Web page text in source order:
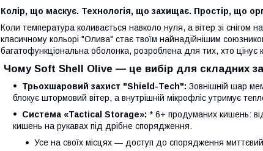
Колір, що маскує. Технологія, що захищає. Простір, що
Коли температура коливається навколо нуля, а вітер зі снігом
класичному кольорі "Олива" стає твоїм найнадійнішим
багатофункціональна оболонка, розроблена для тих, хто
Чому Soft Shell Olive — це вибір для складних
Трьохшаровий захист "Shield-Tech": Зовнішній шар
блокує штормовий вітер, а внутрішній мікрофліс утримує
Система «Tactical Storage»: * 6+ продуманих кишень:
кишень на рукавах під дрібне спорядження.
Усе на своїх місцях — доступ до спорядження миттєвий